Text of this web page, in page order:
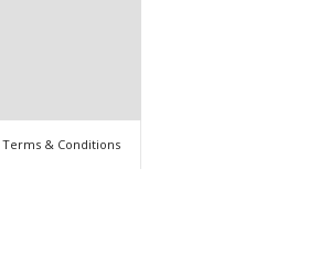
Terms & Conditions